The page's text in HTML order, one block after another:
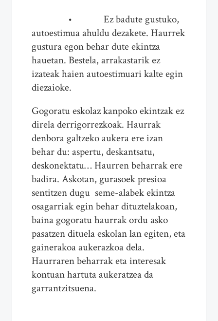
• Ez badute gustuko,
autoestimua ahuldu dezakete. Haurrek
gustura egon behar dute ekintza
hauetan. Bestela, arrakastarik ez
izateak haien autoestimuari kalte egin
diezaioke.
Gogoratu eskolaz kanpoko ekintzak ez
direla derrigorrezkoak. Haurrak
denbora galtzeko aukera ere izan
behar du: aspertu, deskantsatu,
deskonektatu… Haurren beharrak ere
badira. Askotan, gurasoek presioa
sentitzen dugu seme-alabek ekintza
osagarriak egin behar dituztelakoan,
baina gogoratu haurrak ordu asko
pasatzen dituela eskolan lan egiten, eta
gainerakoa aukerazkoa dela.
Haurraren beharrak eta interesak
kontuan hartuta aukeratzea da
garrantzitsuena.